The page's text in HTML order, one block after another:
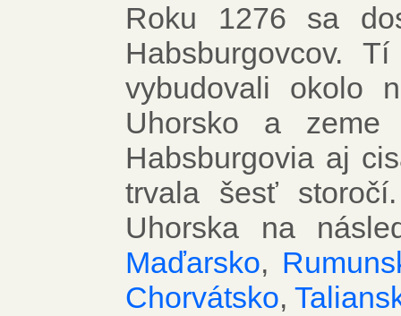
Roku 1276 sa
Habsburgovcov.
vybudovali okolo
Uhorsko a zeme
Habsburgovia aj
trvala šesť
Uhorska na
Maďarsko,
Chorvátsko,